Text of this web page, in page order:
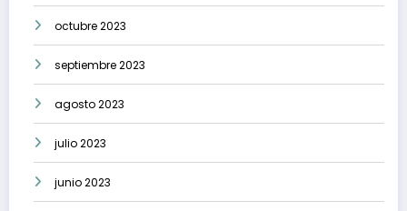
octubre 2023
septiembre 2023
agosto 2023
julio 2023
junio 2023